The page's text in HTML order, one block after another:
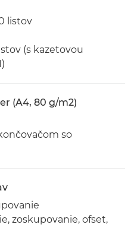
listov
(s kazetovou
(A4, 80 g/m2)
so
zoskupovanie, ofset,